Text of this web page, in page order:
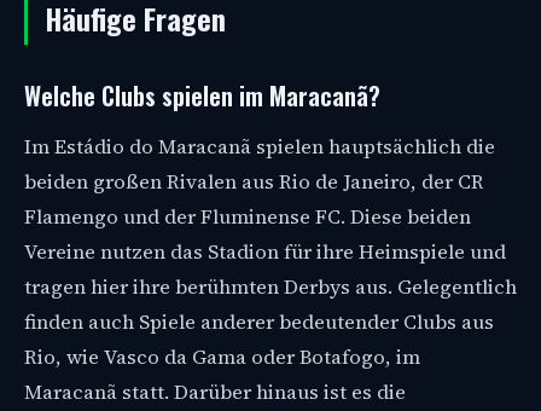
Häufige Fragen
Welche Clubs spielen im Maracanã?
Im Estádio do Maracanã spielen hauptsächlich die
beiden großen Rivalen aus Rio de Janeiro, der CR
Flamengo und der Fluminense FC. Diese beiden
Vereine nutzen das Stadion für ihre Heimspiele und
tragen hier ihre berühmten Derbys aus. Gelegentlich
finden auch Spiele anderer bedeutender Clubs aus
Rio, wie Vasco da Gama oder Botafogo, im
Maracanã statt. Darüber hinaus ist es die